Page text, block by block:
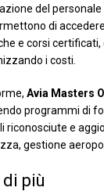
del personale
di
e corsi
i costi.
Avia Masters
programmi di
riconosciute e
gestione
più